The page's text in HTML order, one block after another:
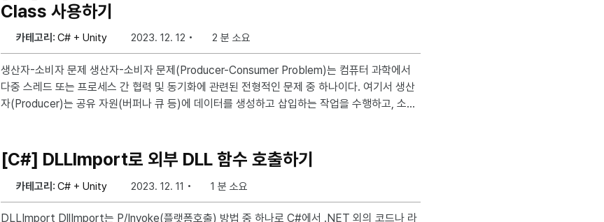
Class 사용하기
카테고리: C# + Unity 2023. 12. 12 2 분 소요
생산자-소비자 문제 생산자-소비자 문제(Producer-Consumer Problem)는 컴퓨터 과학에서
다중 스레드 또는 프로세스 간 협력 및 동기화에 관련된 전형적인 문제 중 하나이다. 여기서 생산
자(Producer)는 공유 자원(버퍼나 큐 등)에 데이터를 생성하고 삽입하는 작업을 수행하고, 소비
실행될 수 있으므로, 공유 자원에 대한 안전한 액세스 보장 순서 보장(Ordering): 생산자가 데이
[C#] DLLImport로 외부 DLL 함수 호출하기
카테고리: C# + Unity 2023. 12. 11 1 분 소요
DLLImport DllImport는 P/Invoke(플랫폼호출) 방법 중 하나로 C#에서 .NET 외의 코드나 라